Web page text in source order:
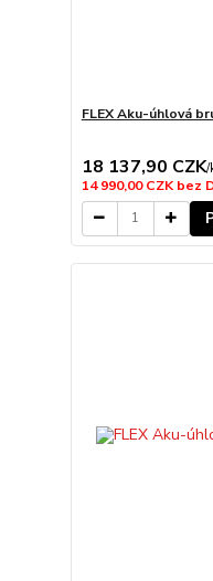
FLEX Aku-úhlová
18 137,90 CZK/
14 990,00 CZKbez